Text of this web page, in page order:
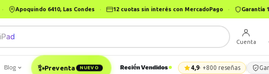
· Apoquindo 6410, Las Condes · 12 cuotas sin interés con MercadoPago · Garantía
iPad
Cuenta
Blog ✨Preventa NUEVO Recién Vendidos 4,9· +800 reseñas